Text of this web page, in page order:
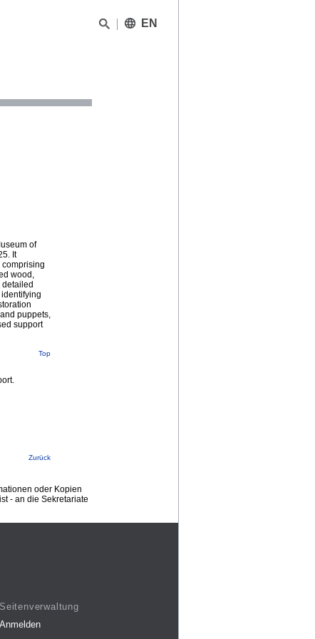
EN
of
It
wood,
detailed
puppets,
support
Top
Zurück
oder Kopien
- an die Sekretariate
Seitenverwaltung
Anmelden